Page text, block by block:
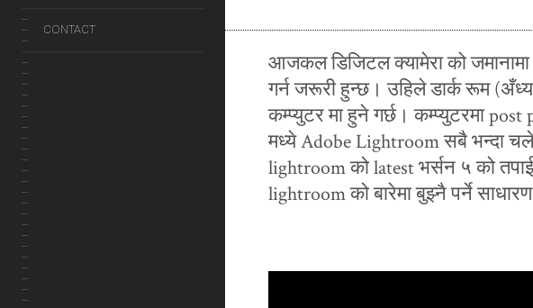
CONTACT
आजकल डिजिटल क्यामेरा को
गर्न जरूरी हुन्छ। उहिले डार्क रूम
कम्प्युटर मा हुने गर्छ। कम्प्युटरमा
मध्ये Adobe Lightroom सबै भन्दा
lightroom को latest भर्सन ५ को
lightroom को बारेमा बुझ्नै पर्ने